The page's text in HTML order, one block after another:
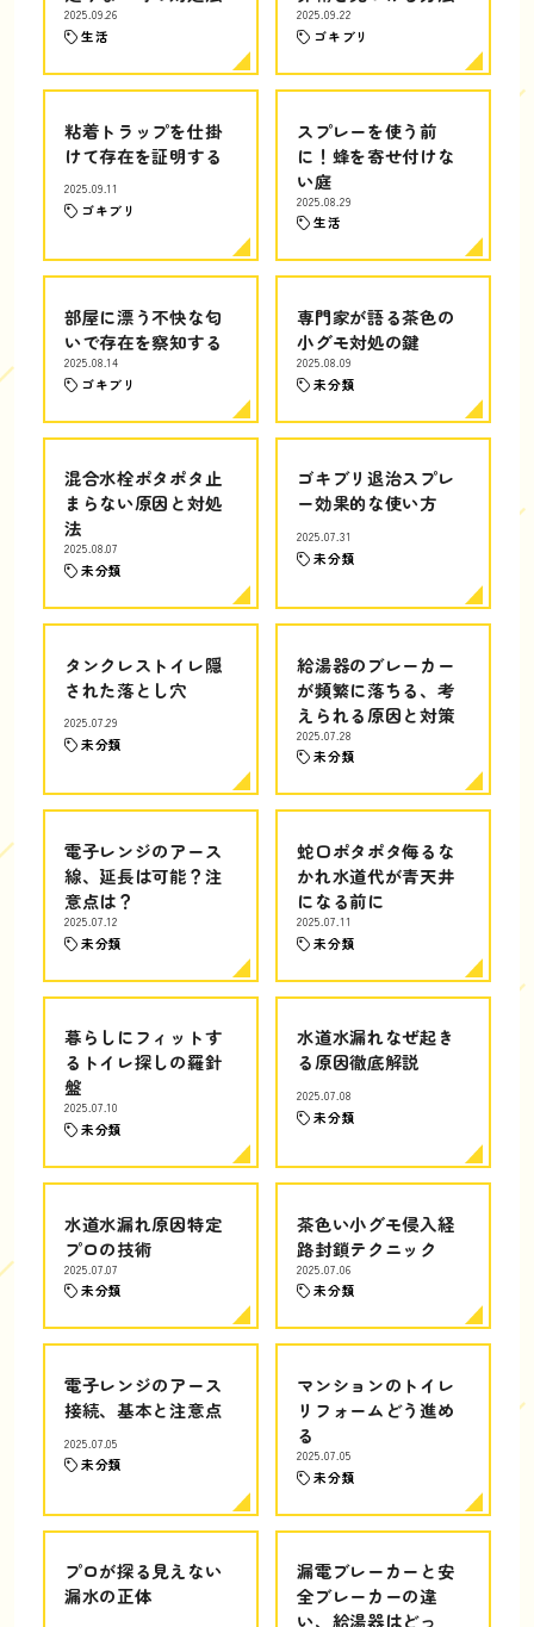
2025.09.26
生活
2025.09.22
ゴキブリ
粘着トラップを仕掛
けて存在を証明する
2025.09.11
ゴキブリ
スプレーを使う前
に！蜂を寄せ付けな
い庭
2025.08.29
生活
部屋に漂う不快な匂
いで存在を察知する
2025.08.14
ゴキブリ
専門家が語る茶色の
小グモ対処の鍵
2025.08.09
未分類
混合水栓ポタポタ止
まらない原因と対処
法
2025.08.07
未分類
ゴキブリ退治スプレ
ー効果的な使い方
2025.07.31
未分類
タンクレストイレ隠
された落とし穴
2025.07.29
未分類
給湯器のブレーカー
が頻繁に落ちる、考
えられる原因と対策
2025.07.28
未分類
電子レンジのアース
線、延長は可能？注
意点は？
2025.07.12
未分類
蛇口ポタポタ侮るな
かれ水道代が青天井
になる前に
2025.07.11
未分類
暮らしにフィットす
るトイレ探しの羅針
盤
2025.07.10
未分類
水道水漏れなぜ起き
る原因徹底解説
2025.07.08
未分類
水道水漏れ原因特定
プロの技術
2025.07.07
未分類
茶色い小グモ侵入経
路封鎖テクニック
2025.07.06
未分類
電子レンジのアース
接続、基本と注意点
2025.07.05
未分類
マンションのトイレ
リフォームどう進め
る
2025.07.05
未分類
プロが探る見えない
漏水の正体
漏電ブレーカーと安
全ブレーカーの違
い、給湯器はどっ